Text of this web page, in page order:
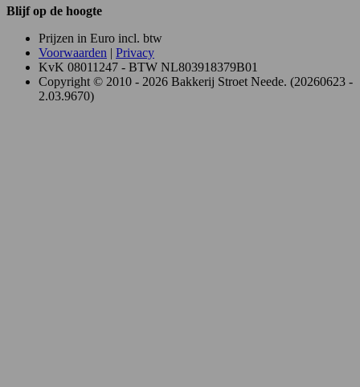
Blijf op de hoogte
Prijzen in Euro incl. btw
Voorwaarden | Privacy
KvK 08011247 - BTW NL803918379B01
Copyright © 2010 - 2026 Bakkerij Stroet Neede. (20260623 -
2.03.9670)